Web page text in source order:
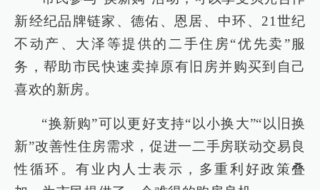
新经纪品牌链家、德佑、恩居、中环、21世纪
不动产、大泽等提供的二手住房“优先卖”服
务，帮助市民快速卖掉原有旧房并购买到自己
喜欢的新房。
“换新购”可以更好支持“以小换大”“以旧换
新”改善性住房需求，促进一二手房联动交易良
性循环。有业内人士表示，多重利好政策叠